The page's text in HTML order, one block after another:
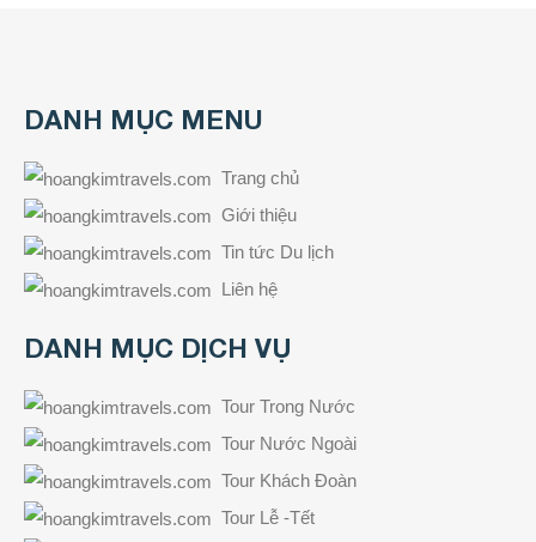
DANH MỤC MENU
Trang chủ
Giới thiệu
Tin tức Du lịch
Liên hệ
DANH MỤC DỊCH VỤ
Tour Trong Nước
Tour Nước Ngoài
Tour Khách Đoàn
Tour Lễ -Tết